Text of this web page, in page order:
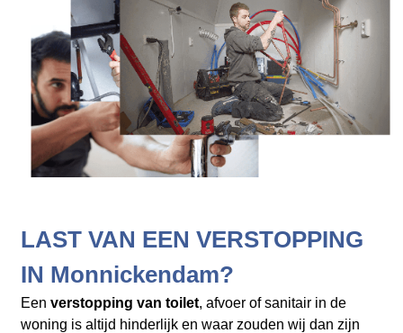
LAST VAN EEN VERSTOPPING
IN Monnickendam?
Een verstopping van toilet, afvoer of sanitair in de
woning is altijd hinderlijk en waar zouden wij dan zijn